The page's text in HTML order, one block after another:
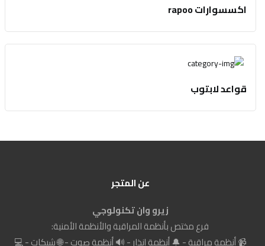
اكسسوارات rapoo
قواعد لابتوب
عن المتجر
زيرو وان تكنولوجي
فرع مختص بأنظمة المراقبة والأنظمة الأمنية:
📹 أنظمة مراقبة - 🔔 أنظمة إنذار - 🔊 أنظمة صوت - 🌐 شبكات - 💻